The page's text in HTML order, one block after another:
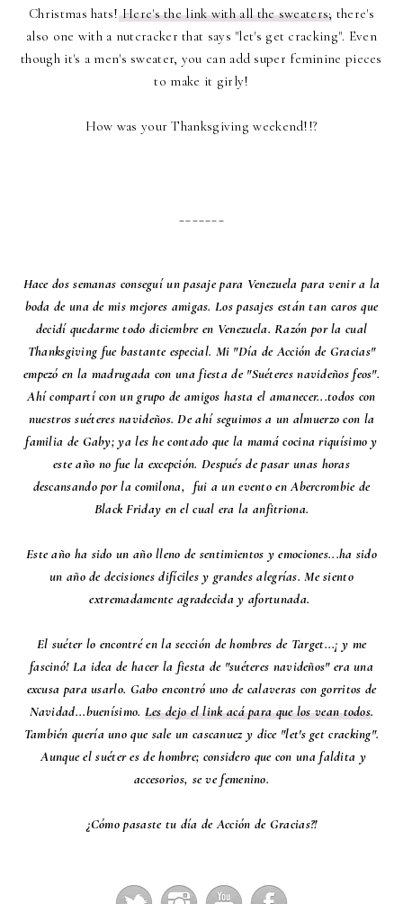
Christmas hats!Here's the link with all the sweaters; there's
also one with a nutcracker that says "let's get cracking". Even
though it's a men's sweater, you can add super feminine pieces
to make it girly!
How was your Thanksgiving weekend!!?
Hace dos semanas conseguí un pasaje para Venezuela para venir a la
boda de una de mis mejores amigas. Los pasajes están tan caros que
decidí quedarme todo diciembre en Venezuela. Razón por la cual
Thanksgiving fue bastante especial. Mi "Día de Acción de Gracias"
empezó en la madrugada con una fiesta de "Suéteres navideños feos".
Ahí compartí con un grupo de amigos hasta el amanecer...todos con
nuestros suéteres navideños. De ahí seguimos a un almuerzo con la
familia de Gaby; ya les he contado que la mamá cocina riquísimo y
este año no fue la excepción. Después de pasar unas horas
descansando por la comilona, fui a un evento en Abercrombie de
Black Friday en el cual era la anfitriona.
Este año ha sido un año lleno de sentimientos y emociones...ha sido
un año de decisiones difíciles y grandes alegrías. Me siento
extremadamente agradecida y afortunada.
El suéter lo encontré en la sección de hombres de Target...¡ y me
fascinó! La idea de hacer la fiesta de "suéteres navideños" era una
excusa para usarlo. Gabo encontró uno de calaveras con gorritos de
Navidad...buenísimo. Les dejo el link acá para que los vean todos.
También quería uno que sale un cascanuez y dice "let's get cracking".
Aunque el suéter es de hombre; considero que con una faldita y
accesorios, se ve femenino.
¿Cómo pasaste tu día de Acción de Gracias?!